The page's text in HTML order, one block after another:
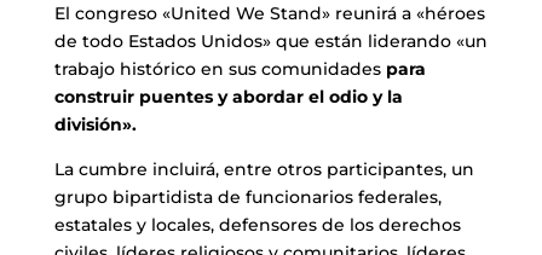
El congreso «United We Stand» reunirá a «héroes
de todo Estados Unidos» que están liderando «un
trabajo histórico en sus comunidades para
construir puentes y abordar el odio y la
división».
La cumbre incluirá, entre otros participantes, un
grupo bipartidista de funcionarios federales,
estatales y locales, defensores de los derechos